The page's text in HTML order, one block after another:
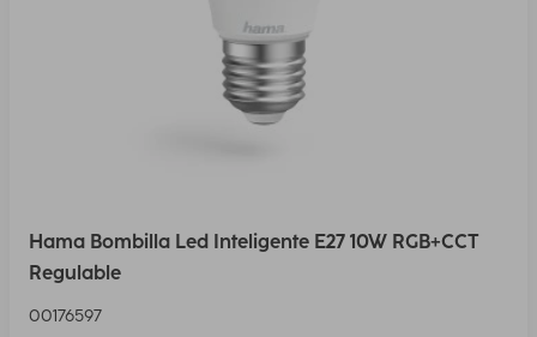
Hama Bombilla Led Inteligente E27 10W RGB+CCT
Regulable
00176597